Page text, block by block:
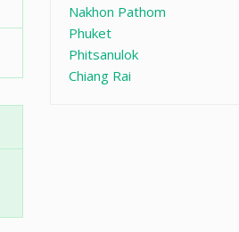
Nakhon Pathom
Phuket
Phitsanulok
Chiang Rai